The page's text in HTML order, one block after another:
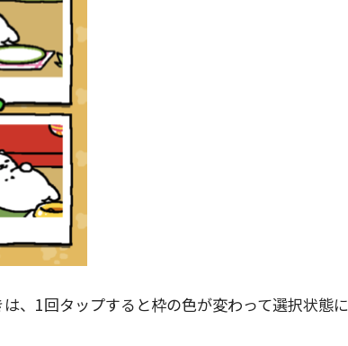
、1回タップすると枠の色が変わって選択状態に